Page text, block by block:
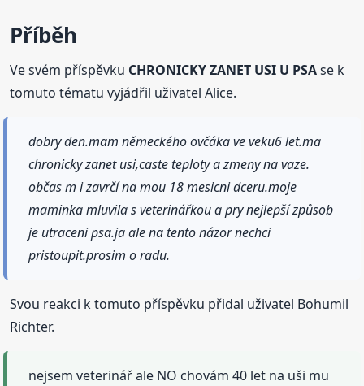
Příběh
Ve svém příspěvku CHRONICKY ZANET USI U PSAse k
tomuto tématu vyjádřil uživatel Alice.
dobry den.mam německého ovčáka ve veku6 let.ma
chronicky zanet usi,caste teploty a zmeny na vaze.
občas m i zavrčí na mou 18 mesicni dceru.moje
maminka mluvila s veterinářkou a pry nejlepší způsob
je utraceni psa.ja ale na tento názor nechci
pristoupit.prosim o radu.
Svou reakci k tomuto příspěvku přidal uživatel Bohumil
Richter.
nejsem veterinář ale NO chovám 40 let na uši mu